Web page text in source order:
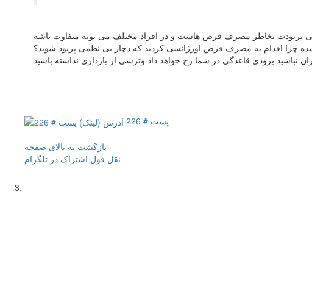
پریودت بخاطر مصرف قرص هاست و در افراد مختلف می تونه متفاوت باشه
چرا اقدام به مصرف قرص اورژانسی کردید که دچار بی نظمی پریود شوید؟
نباشید بزودی قاعدگی در شما رخ خواهد داد وترسی از بارداری نداشته باشید
پست # 226
بازگشت به بالای صفحه
نقل قول اشتراک در تلگرام